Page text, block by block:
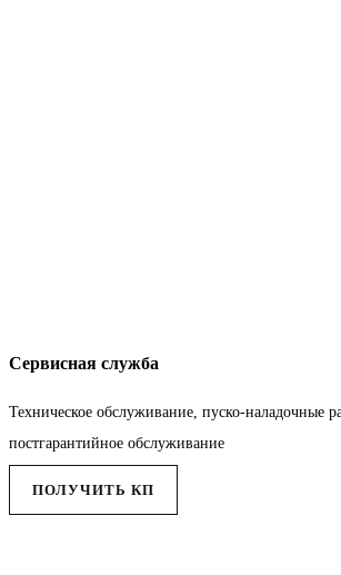
Сервисная служба
Техническое обслуживание, пуско-наладочные
постгарантийное обслуживание
ПОЛУЧИТЬ КП